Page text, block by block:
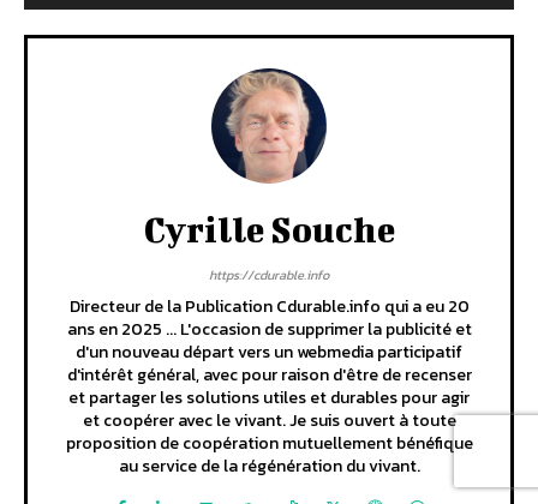
Cyrille Souche
https://cdurable.info
Directeur de la Publication Cdurable.info qui a eu 20
ans en 2025 ... L'occasion de supprimer la publicité et
d'un nouveau départ vers un webmedia participatif
d'intérêt général, avec pour raison d'être de recenser
et partager les solutions utiles et durables pour agir
et coopérer avec le vivant. Je suis ouvert à toute
proposition de coopération mutuellement bénéfique
au service de la régénération du vivant.